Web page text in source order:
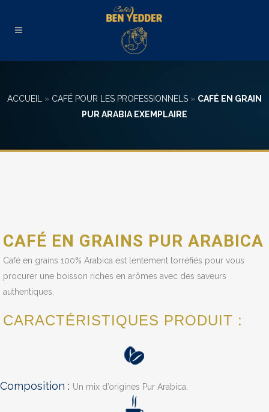
ACCUEIL » CAFÉ POUR LES PROFESSIONNELS » CAFÉ EN GRAIN
PUR ARABIA EXEMPLAIRE
CAFÉ EN GRAINS PUR ARABICA
Café en grains 100% Arabica est lentement torréfiés pour vous
procurer une boisson riches en arômes avec des saveurs
authentiques.
CARACTÉRISTIQUES PRODUIT :
Composition : Un mix d’origines Pur Arabica.